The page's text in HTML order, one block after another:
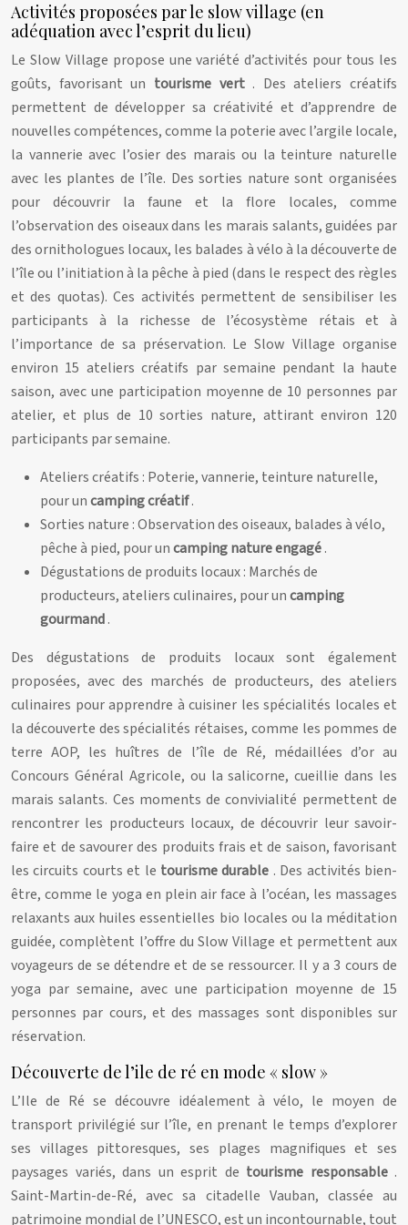
Activités proposées par le slow village (en
adéquation avec l’esprit du lieu)
Le Slow Village propose une variété d’activités pour tous les
goûts, favorisant un tourisme vert . Des ateliers créatifs
permettent de développer sa créativité et d’apprendre de
nouvelles compétences, comme la poterie avec l’argile locale,
la vannerie avec l’osier des marais ou la teinture naturelle
avec les plantes de l’île. Des sorties nature sont organisées
pour découvrir la faune et la flore locales, comme
l’observation des oiseaux dans les marais salants, guidées par
des ornithologues locaux, les balades à vélo à la découverte de
l’île ou l’initiation à la pêche à pied (dans le respect des règles
et des quotas). Ces activités permettent de sensibiliser les
participants à la richesse de l’écosystème rétais et à
l’importance de sa préservation. Le Slow Village organise
environ 15 ateliers créatifs par semaine pendant la haute
saison, avec une participation moyenne de 10 personnes par
atelier, et plus de 10 sorties nature, attirant environ 120
participants par semaine.
Ateliers créatifs : Poterie, vannerie, teinture naturelle,
pour uncamping créatif.
Sorties nature : Observation des oiseaux, balades à vélo,
pêche à pied, pour uncamping nature engagé.
Dégustations de produits locaux : Marchés de
producteurs, ateliers culinaires, pour uncamping
gourmand.
Des dégustations de produits locaux sont également
proposées, avec des marchés de producteurs, des ateliers
culinaires pour apprendre à cuisiner les spécialités locales et
la découverte des spécialités rétaises, comme les pommes de
terre AOP, les huîtres de l’île de Ré, médaillées d’or au
Concours Général Agricole, ou la salicorne, cueillie dans les
marais salants. Ces moments de convivialité permettent de
rencontrer les producteurs locaux, de découvrir leur savoir-
faire et de savourer des produits frais et de saison, favorisant
les circuits courts et le tourisme durable . Des activités bien-
être, comme le yoga en plein air face à l’océan, les massages
relaxants aux huiles essentielles bio locales ou la méditation
guidée, complètent l’offre du Slow Village et permettent aux
voyageurs de se détendre et de se ressourcer. Il y a 3 cours de
yoga par semaine, avec une participation moyenne de 15
personnes par cours, et des massages sont disponibles sur
réservation.
Découverte de l’ile de ré en mode « slow »
L’Ile de Ré se découvre idéalement à vélo, le moyen de
transport privilégié sur l’île, en prenant le temps d’explorer
ses villages pittoresques, ses plages magnifiques et ses
paysages variés, dans un esprit de tourisme responsable .
Saint-Martin-de-Ré, avec sa citadelle Vauban, classée au
patrimoine mondial de l’UNESCO, est un incontournable, tout